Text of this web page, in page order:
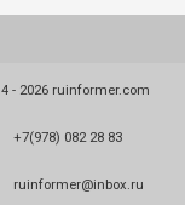
- 2026 ruinformer.com
+7(978) 082 28 83
ruinformer@inbox.ru